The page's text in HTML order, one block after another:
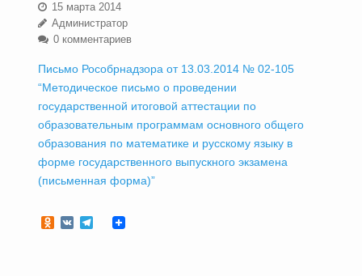
15 марта 2014
Администратор
0 комментариев
Письмо Рособрнадзора от 13.03.2014 № 02-105
“Методическое письмо о проведении
государственной итоговой аттестации по
образовательным программам основного общего
образования по математике и русскому языку в
форме государственного выпускного экзамена
(письменная форма)”
Odnoklassniki
VKTelegram